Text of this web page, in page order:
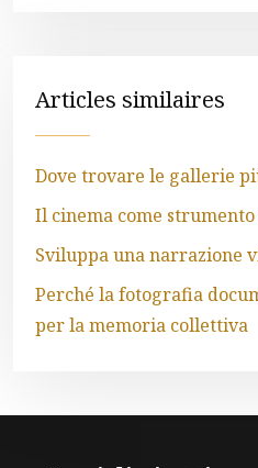
Articles similaires
Dove trovare le gallerie
Il cinema come
Sviluppa una narrazione
Perché la fotografia
per la memoria collettiva